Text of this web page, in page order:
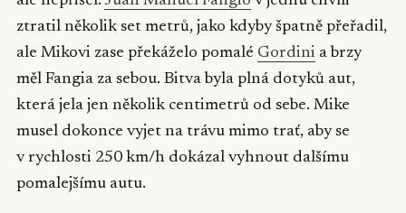
ztratil několik set metrů, jako kdyby špatně přeřadil,
ale Mikovi zase překáželo pomalé Gordini a brzy
měl Fangia za sebou. Bitva byla plná dotyků aut,
která jela jen několik centimetrů od sebe. Mike
musel dokonce vyjet na trávu mimo trať, aby se
v rychlosti 250 km/h dokázal vyhnout dalšímu
pomalejšímu autu.